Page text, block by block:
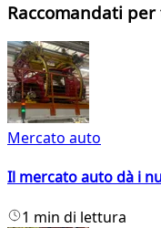
Raccomandati per
Mercato auto
Il mercato auto dà i
1 min di lettura